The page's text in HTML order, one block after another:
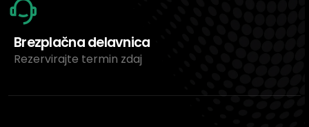
Brezplačna delavnica
Rezervirajte termin zdaj